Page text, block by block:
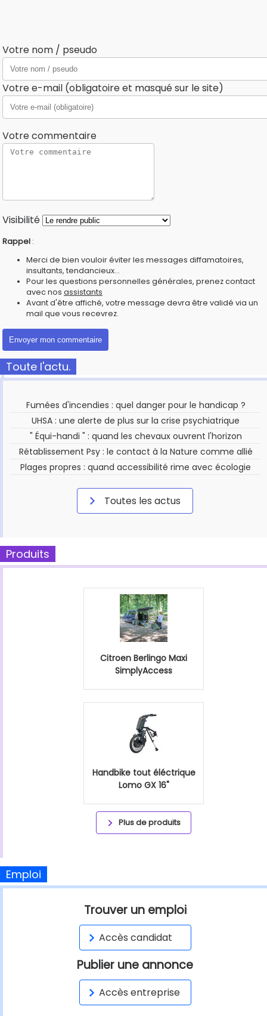
Votre nom / pseudo
Votre e-mail (obligatoire et masqué sur le site)
Votre commentaire
Visibilité
Rappel :
Merci de bien vouloir éviter les messages diffamatoires,
insultants, tendancieux...
Pour les questions personnelles générales, prenez contact
avec nos assistants
Avant d'être affiché, votre message devra être validé via un
mail que vous recevrez.
Toute l'actu.
Fumées d'incendies : quel danger pour le handicap ?
UHSA : une alerte de plus sur la crise psychiatrique
" Équi-handi " : quand les chevaux ouvrent l'horizon
Rétablissement Psy : le contact à la Nature comme allié
Plages propres : quand accessibilité rime avec écologie
Toutes les actus
Produits
Citroen Berlingo Maxi
SimplyAccess
Handbike tout éléctrique
Lomo GX 16"
Plus de produits
Emploi
Trouver un emploi
Accès candidat
Publier une annonce
Accès entreprise